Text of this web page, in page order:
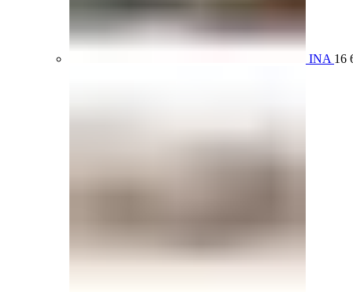
INA 16